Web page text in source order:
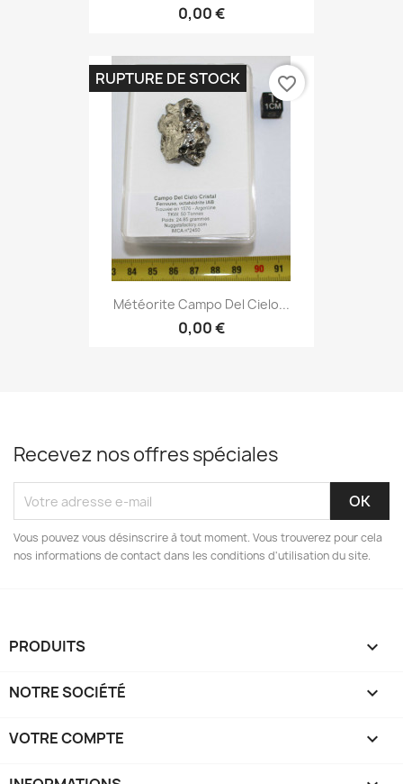
0,00 €
Météorite Campo Del Cielo...
0,00 €
RUPTURE DE STOCK favorite_border
Recevez nos offres spéciales
Vous pouvez vous désinscrire à tout moment. Vous trouverez pour cela
nos informations de contact dans les conditions d'utilisation du site.
PRODUITS 
NOTRE SOCIÉTÉ 
VOTRE COMPTE 